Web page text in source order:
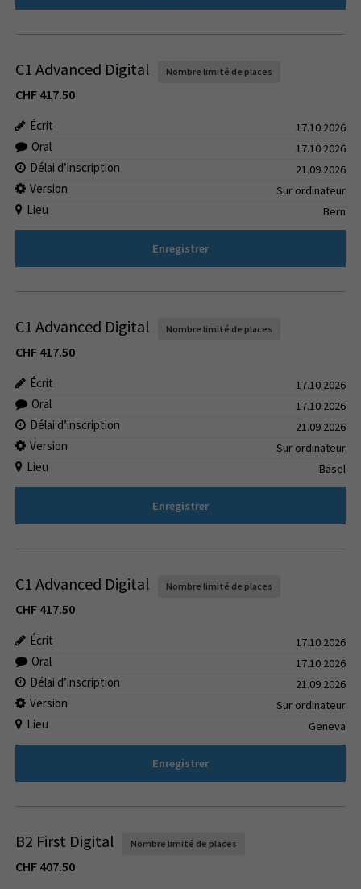
C1 Advanced Digital Nombre limité de places
CHF 417.50
Écrit 17.10.2026
Oral 17.10.2026
Délai d’inscription 21.09.2026
Version Sur ordinateur
Lieu Bern
Enregistrer
C1 Advanced Digital Nombre limité de places
CHF 417.50
Écrit 17.10.2026
Oral 17.10.2026
Délai d’inscription 21.09.2026
Version Sur ordinateur
Lieu Basel
Enregistrer
C1 Advanced Digital Nombre limité de places
CHF 417.50
Écrit 17.10.2026
Oral 17.10.2026
Délai d’inscription 21.09.2026
Version Sur ordinateur
Lieu Geneva
Enregistrer
B2 First Digital Nombre limité de places
CHF 407.50